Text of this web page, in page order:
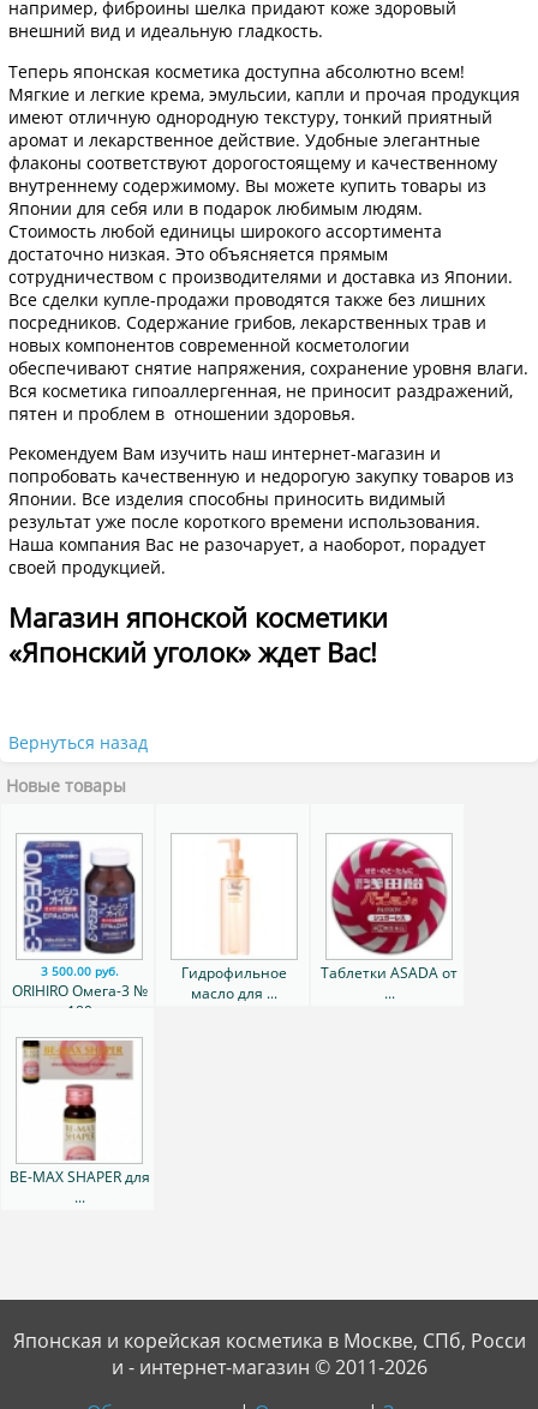
например, фиброины шелка придают коже здоровый
внешний вид и идеальную гладкость.
Теперь японская косметика доступна абсолютно всем!
Мягкие и легкие крема, эмульсии, капли и прочая продукция
имеют отличную однородную текстуру, тонкий приятный
аромат и лекарственное действие. Удобные элегантные
флаконы соответствуют дорогостоящему и качественному
внутреннему содержимому. Вы можете купить товары из
Японии для себя или в подарок любимым людям.
Стоимость любой единицы широкого ассортимента
достаточно низкая. Это объясняется прямым
сотрудничеством с производителями и доставка из Японии.
Все сделки купле-продажи проводятся также без лишних
посредников. Содержание грибов, лекарственных трав и
новых компонентов современной косметологии
обеспечивают снятие напряжения, сохранение уровня влаги.
Вся косметика гипоаллергенная, не приносит раздражений,
пятен и проблем в отношении здоровья.
Рекомендуем Вам изучить наш интернет-магазин и
попробовать качественную и недорогую закупку товаров из
Японии. Все изделия способны приносить видимый
результат уже после короткого времени использования.
Наша компания Вас не разочарует, а наоборот, порадует
своей продукцией.
Магазин японской косметики
«Японский уголок» ждет Вас!
Вернуться назад
Новые товары
3 500.00 руб.
ORIHIRO Омега-3 №
180
Гидрофильное
масло для ...
Таблетки ASADA от
...
BE-MAX SHAPER для
...
Японская и корейская косметика в Москве, СПб, Росси
и - интернет-магазин © 2011-2026